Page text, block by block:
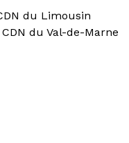
du Limousin
du Val-de-Marne